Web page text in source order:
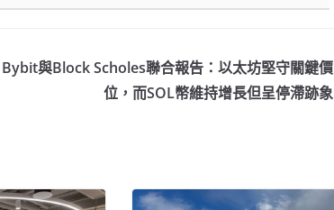
Bybit與Block Scholes聯合報告：以太坊堅守關鍵價
位，而SOL幣維持增長但呈停滯跡象